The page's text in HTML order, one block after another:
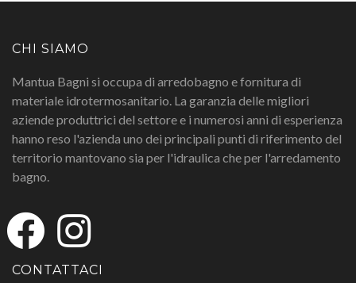
CHI SIAMO
Mantua Bagni si occupa di arredobagno e fornitura di
materiale idrotermosanitario. La garanzia delle migliori
aziende produttrici del settore e i numerosi anni di esperienza
hanno reso l'azienda uno dei principali punti di riferimento del
territorio mantovano sia per l'idraulica che per l'arredamento
bagno.
CONTATTACI